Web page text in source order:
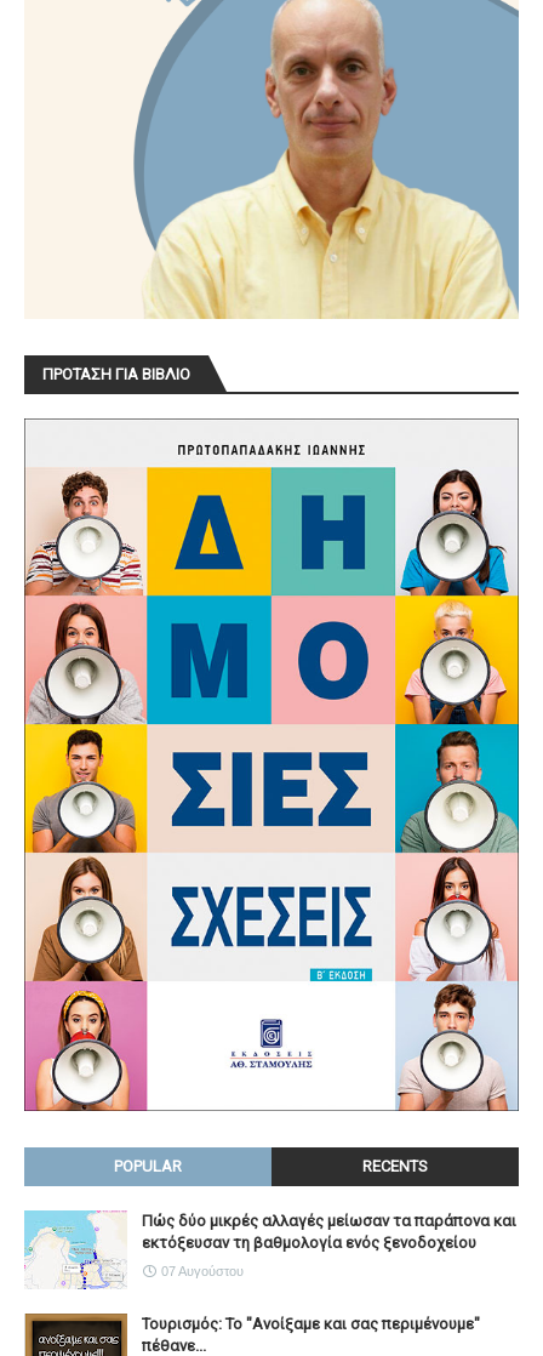
ΠΡΟΤΑΣΗ ΓΙΑ ΒΙΒΛΙΟ
POPULAR RECENTS
Πώς δύο μικρές αλλαγές μείωσαν τα παράπονα και
εκτόξευσαν τη βαθμολογία ενός ξενοδοχείου
07 Αυγούστου
Τουρισμός: Το "Ανοίξαμε και σας περιμένουμε"
πέθανε...